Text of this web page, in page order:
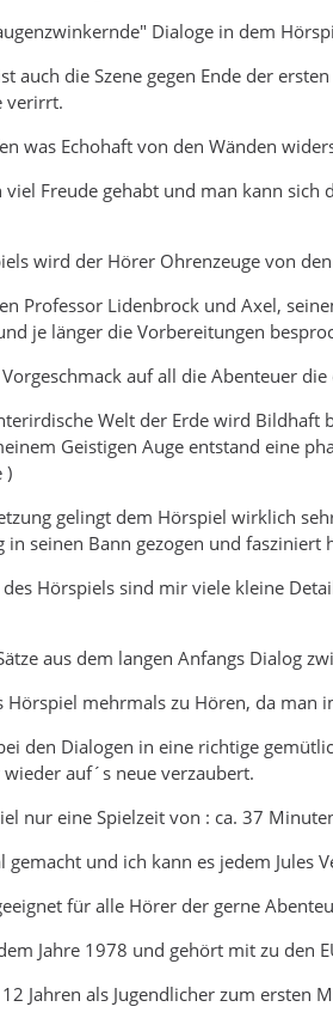
Dialoge in dem
auch die Szene gegen Ende der
verirrt.
was Echohaft von den Wänden
viel Freude gehabt und man kann
wird der Hörer Ohrenzeuge von
Professor Lidenbrock und Axel,
je länger die Vorbereitungen
auf all die Abenteuer
Welt der Erde wird
Geistigen Auge entstand eine
)
gelingt dem Hörspiel wirklich
seinen Bann gezogen und fasziniert
Hörspiels sind mir viele kleine
aus dem langen Anfangs Dialog
Hörspiel mehrmals zu Hören, da man
den Dialogen in eine richtige
auf´s neue verzaubert.
nur eine Spielzeit von : ca. 37
gemacht und ich kann es jedem Jules
für alle Hörer der gerne
Jahre 1978 und gehört mit zu den
Jahren als Jugendlicher zum ersten